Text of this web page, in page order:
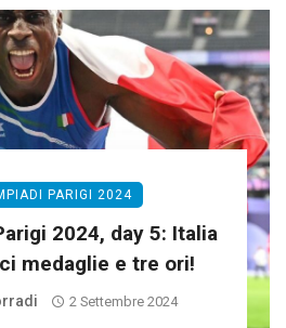
PARIGI 2024
2024, day 5: Italia
medaglie e tre ori!
2 Settembre 2024